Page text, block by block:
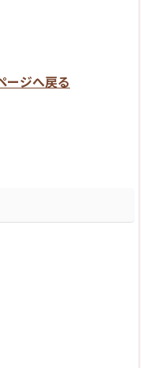
ージへ戻る